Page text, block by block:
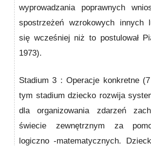
wyprowadzania poprawnych
spostrzeżeń wzrokowych innych
się wcześniej niż to postulował
1973).
Stadium 3 : Operacje konkretne(7
tym stadium dziecko rozwija
dla organizowania zdarzeń
świecie zewnętrznym za
logiczno -matematycznych.